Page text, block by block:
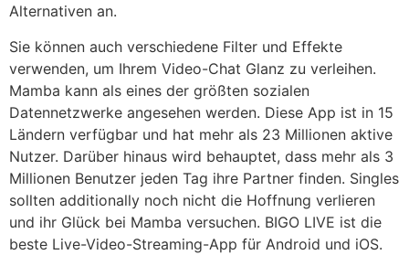
Alternativen an.
Sie können auch verschiedene Filter und Effekte
verwenden, um Ihrem Video-Chat Glanz zu verleihen.
Mamba kann als eines der größten sozialen
Datennetzwerke angesehen werden. Diese App ist in 15
Ländern verfügbar und hat mehr als 23 Millionen aktive
Nutzer. Darüber hinaus wird behauptet, dass mehr als 3
Millionen Benutzer jeden Tag ihre Partner finden. Singles
sollten additionally noch nicht die Hoffnung verlieren
und ihr Glück bei Mamba versuchen. BIGO LIVE ist die
beste Live-Video-Streaming-App für Android und iOS.